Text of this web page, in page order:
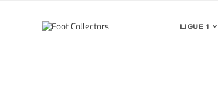
LIGUE 1